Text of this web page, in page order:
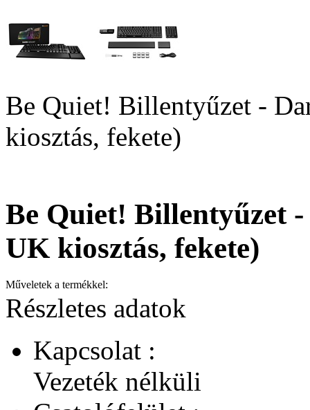
Be Quiet! Billentyűzet -
kiosztás, fekete)
Be Quiet! Billentyűzet
UK kiosztás, fekete)
Műveletek a termékkel:
Részletes adatok
Kapcsolat :
Vezeték nélküli